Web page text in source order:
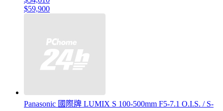
$59,900
Panasonic 國際牌 LUMIX S 100-500mm F5-7.1 O.I.S. / S-